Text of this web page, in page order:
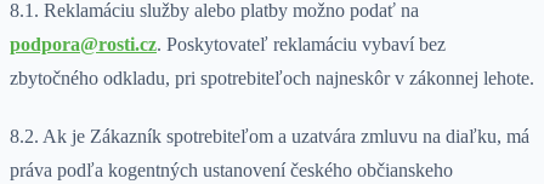
8.1. Reklamáciu služby alebo platby možno podať na
podpora@rosti.cz. Poskytovateľ reklamáciu vybaví bez
zbytočného odkladu, pri spotrebiteľoch najneskôr v zákonnej lehote.
8.2. Ak je Zákazník spotrebiteľom a uzatvára zmluvu na diaľku, má
práva podľa kogentných ustanovení českého občianskeho